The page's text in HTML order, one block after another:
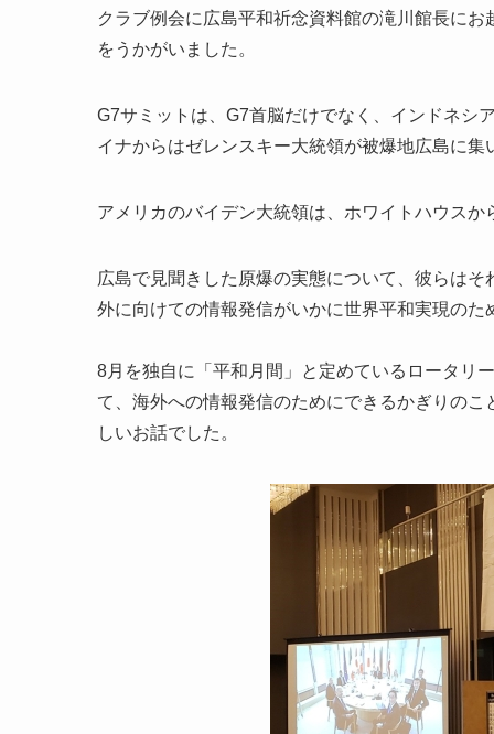
クラブ例会に広島平和祈念資料館の滝川館長に
をうかがいました。
G7サミットは、G7首脳だけでなく、インドネシ
イナからはゼレンスキー大統領が被爆地広島に
アメリカのバイデン大統領は、ホワイトハウス
広島で見聞きした原爆の実態について、彼らは
外に向けての情報発信がいかに世界平和実現の
8月を独自に「平和月間」と定めているロータリ
て、海外への情報発信のためにできるかぎりの
しいお話でした。